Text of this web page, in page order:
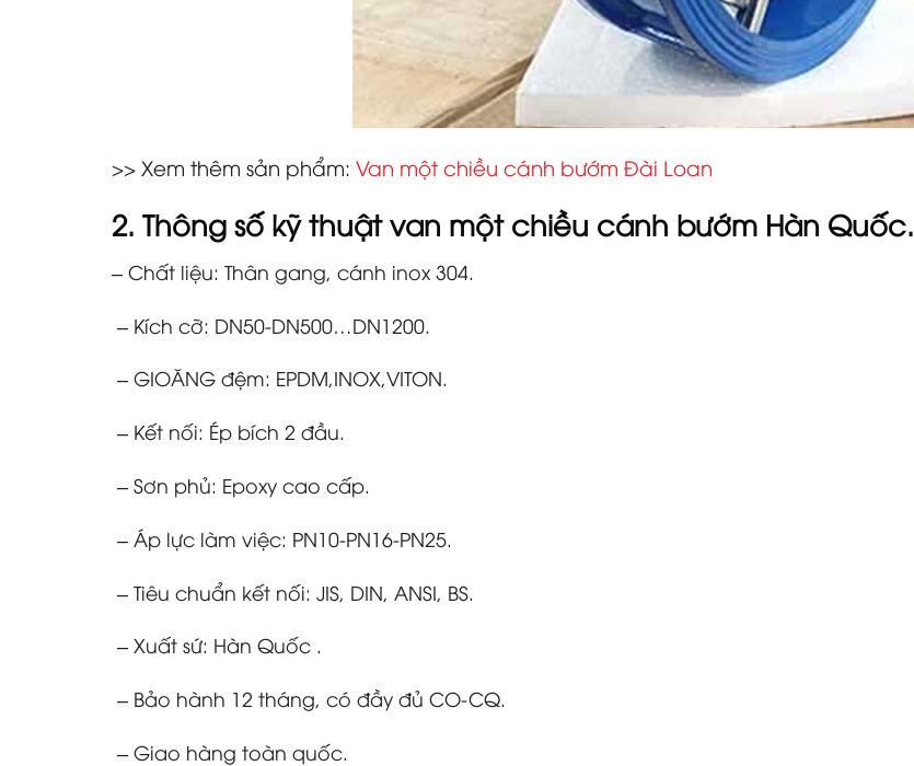
>> Xem thêm sản phẩm: Van một chiều cánh bướm Đài Loan
2. Thông số kỹ thuậtvan một chiều cánh bướm Hàn Quốc.
– Chất liệu: Thân gang, cánh inox 304.
– Kích cỡ: DN50-DN500…DN1200.
– GIOĂNG đệm: EPDM,INOX,VITON.
– Kết nối: Ép bích 2 đầu.
– Sơn phủ: Epoxy cao cấp.
– Áp lực làm việc: PN10-PN16-PN25.
– Tiêu chuẩn kết nối: JIS, DIN, ANSI, BS.
– Xuất sứ: Hàn Quốc .
– Bảo hành 12 tháng, có đầy đủ CO-CQ.
– Giao hàng toàn quốc.